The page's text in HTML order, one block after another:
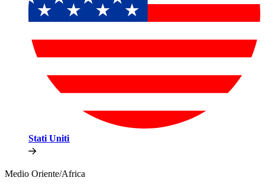
Stati Uniti​​
Medio Oriente/Africa​​